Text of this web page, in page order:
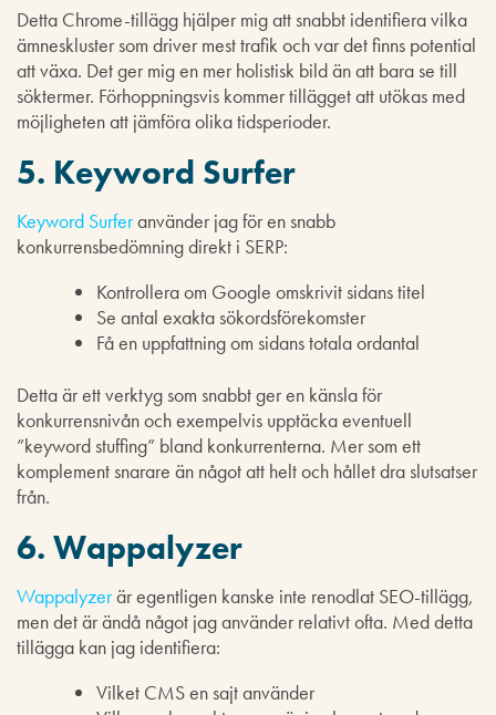
Detta Chrome-tillägg hjälper mig att snabbt identifiera vilka
ämneskluster som driver mest trafik och var det finns potential
att växa. Det ger mig en mer holistisk bild än att bara se till
söktermer. Förhoppningsvis kommer tillägget att utökas med
möjligheten att jämföra olika tidsperioder.
5. Keyword Surfer
Keyword Surferanvänder jag för en snabb
konkurrensbedömning direkt i SERP:
Kontrollera om Google omskrivit sidans titel
Se antal exakta sökordsförekomster
Få en uppfattning om sidans totala ordantal
Detta är ett verktyg som snabbt ger en känsla för
konkurrensnivån och exempelvis upptäcka eventuell
”keyword stuffing” bland konkurrenterna. Mer som ett
komplement snarare än något att helt och hållet dra slutsatser
från.
6. Wappalyzer
Wappalyzerär egentligen kanske inte renodlat SEO-tillägg,
men det är ändå något jag använder relativt ofta. Med detta
tillägga kan jag identifiera:
Vilket CMS en sajt använder